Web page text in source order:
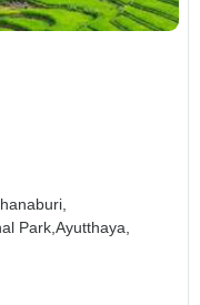
Park,Ayutthaya,